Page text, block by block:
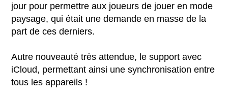
jour pour permettre aux joueurs de jouer en mode
paysage, qui était une demande en masse de la
part de ces derniers.
Autre nouveauté très attendue, le support avec
iCloud, permettant ainsi une synchronisation entre
tous les appareils !